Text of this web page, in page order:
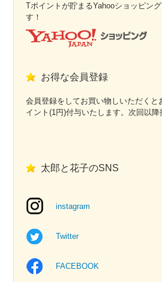
Tポイントが貯まるYahooショッピン
す！
お得な会員登録
会員登録をしてお買い物しいただくと
イント(1円)付与いたします。次回以降
太郎と花子のSNS
instagram
Twitter
FACEBOOK